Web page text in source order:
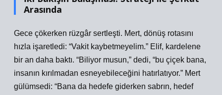
Arasında
Gece çökerken rüzgâr sertleşti. Mert, dönüş rotasını
hızla işaretledi: “Vakit kaybetmeyelim.” Elif, kardelene
bir an daha baktı. “Biliyor musun,” dedi, “bu çiçek bana,
insanın kırılmadan esneyebileceğini hatırlatıyor.” Mert
gülümsedi: “Bana da hedefe giderken sabrın, hedef